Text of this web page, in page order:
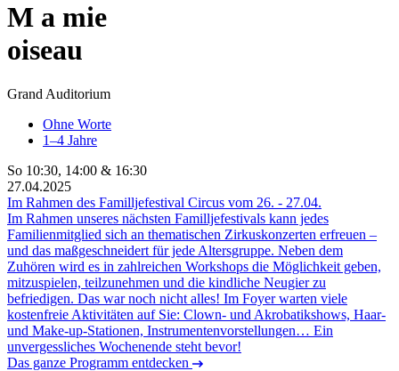
M a mie
oiseau
Grand Auditorium
Ohne Worte
1–4 Jahre
So 10:30, 14:00 & 16:30
27.04.2025
Im Rahmen des Familljefestival Circus vom 26. - 27.04.
Im Rahmen unseres nächsten Familljefestivals kann jedes
Familienmitglied sich an thematischen Zirkuskonzerten erfreuen –
und das maßgeschneidert für jede Altersgruppe. Neben dem
Zuhören wird es in zahlreichen Workshops die Möglichkeit geben,
mitzuspielen, teilzunehmen und die kindliche Neugier zu
befriedigen. Das war noch nicht alles! Im Foyer warten viele
kostenfreie Aktivitäten auf Sie: Clown- und Akrobatikshows, Haar-
und Make-up-Stationen, Instrumentenvorstellungen… Ein
unvergessliches Wochenende steht bevor!
Das ganze Programm entdecken